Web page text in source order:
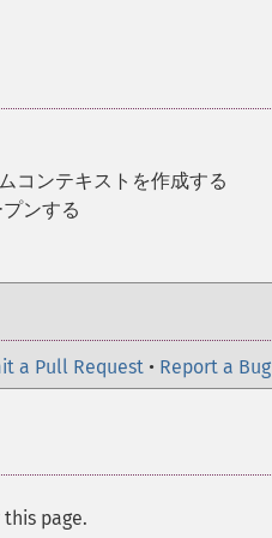
コンテキストを作成する
ンする
a Pull Request • Report a Bug
page.